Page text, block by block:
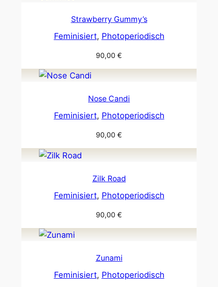
Strawberry Gummy’s
Feminisiert, Photoperiodisch
90,00 €
Nose Candi
Feminisiert, Photoperiodisch
90,00 €
Zilk Road
Feminisiert, Photoperiodisch
90,00 €
Zunami
Feminisiert, Photoperiodisch